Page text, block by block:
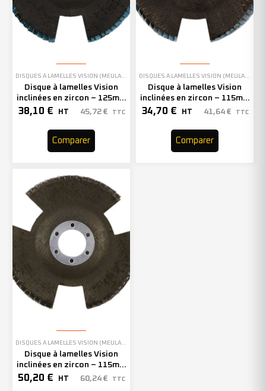
EN STOCK
Disque à lamelles Vision
inclinées en zircon – 125mm
– Grain 40 – 210631 (x10)
38,10 € HT 45,72 € TTC
Comparer
Disque à lamelles Vision
inclinées en zircon – 115mm
– Grain 40 – 210637 (x10)
34,70 € HT 41,64 € TTC
Comparer
Disque à lamelles Vision
inclinées en zircon – 115mm
– Grain 40 – 207083 (x10)
50,20 € HT 60,24 € TTC